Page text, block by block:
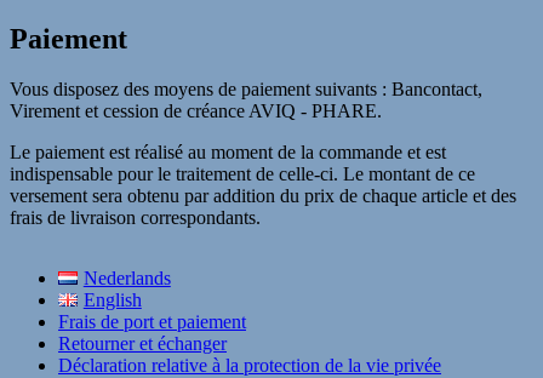
Paiement
Vous disposez des moyens de paiement suivants : Bancontact,
Virement et cession de créance AVIQ - PHARE.
Le paiement est réalisé au moment de la commande et est
indispensable pour le traitement de celle-ci. Le montant de ce
versement sera obtenu par addition du prix de chaque article et des
frais de livraison correspondants.
back
main
navigation
Nederlands
English
Frais de port et paiement
Retourner et échanger
Déclaration relative à la protection de la vie privée